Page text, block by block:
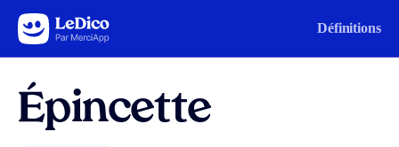
Aller au contenu Définitions
Épincette